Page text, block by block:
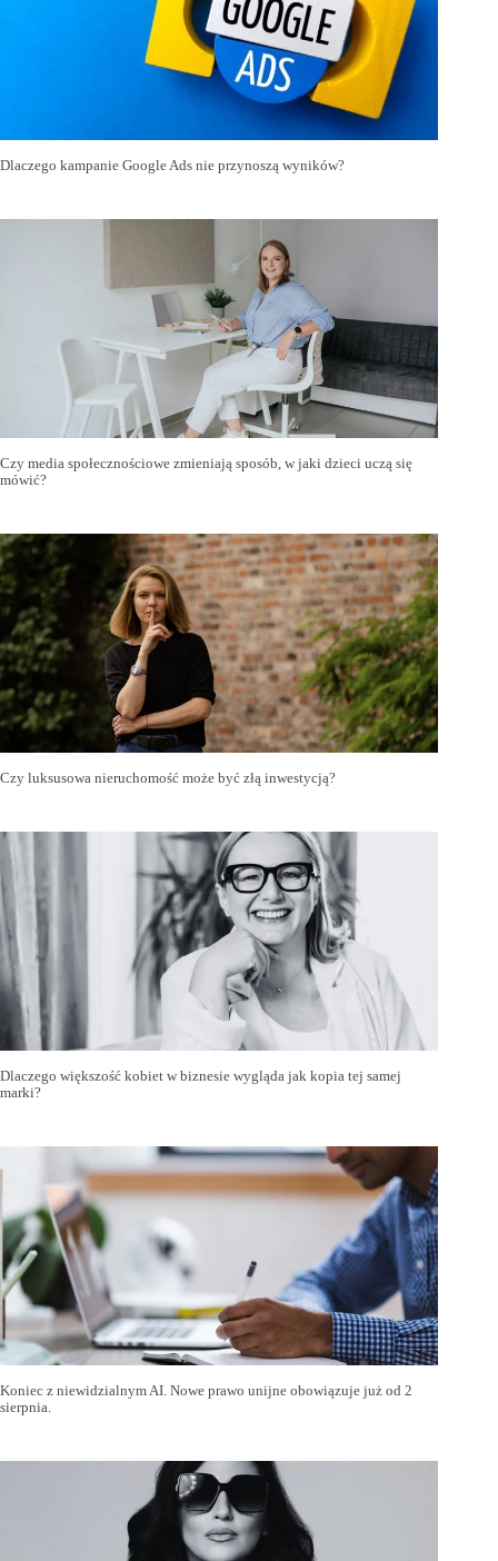
Dlaczego kampanie Google Ads nie przynoszą wyników?
Czy media społecznościowe zmieniają sposób, w jaki dzieci uczą się
mówić?
Czy luksusowa nieruchomość może być złą inwestycją?
Dlaczego większość kobiet w biznesie wygląda jak kopia tej samej
marki?
Koniec z niewidzialnym AI. Nowe prawo unijne obowiązuje już od 2
sierpnia.